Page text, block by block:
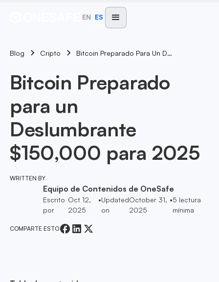
EN ES
Blog Cripto Bitcoin Preparado Para Un Deslumbrante $150,000 Para 2025
Bitcoin Preparado
para un
Deslumbrante
$150,000 para 2025
WRITTEN BY
Equipo de Contenidos de OneSafe
Escrito
por
Oct 12,
2025
•Updated
on
October 31,
2025
•5 lectura
mínima
COMPARTE ESTO